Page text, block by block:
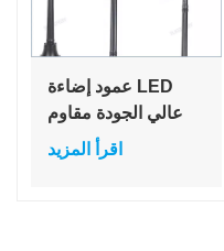
عمود إضاءة LED
عالي الجودة مقاوم
للماء للحديقة
والحديقة والفناء
اقرأ المزيد